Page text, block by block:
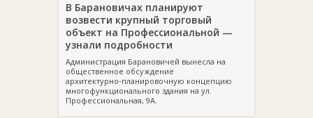
В Барановичах планируют
возвести крупный торговый
объект на Профессиональной —
узнали подробности
Администрация Барановичей вынесла на
общественное обсуждение
архитектурно‑планировочную концепцию
многофункционального здания на ул.
Профессиональная, 9А.